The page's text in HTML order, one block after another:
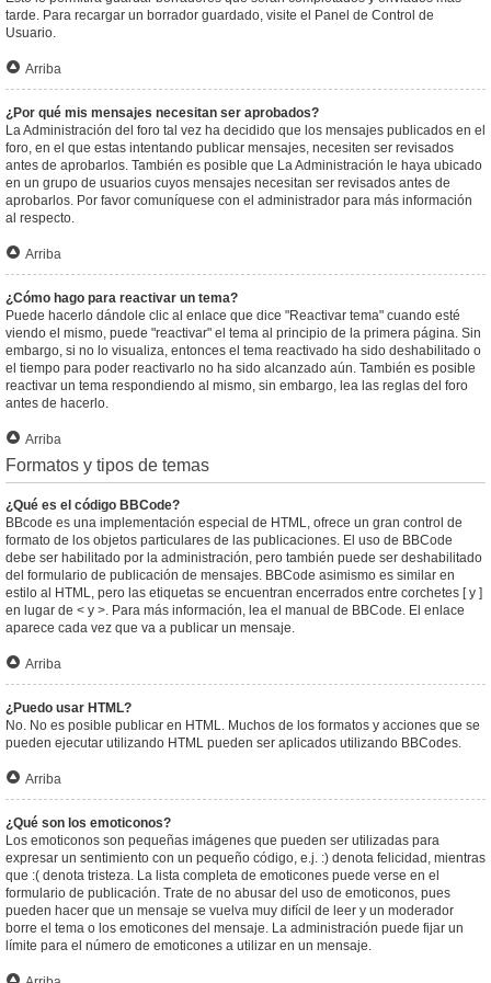
tarde. Para recargar un borrador guardado, visite el Panel de Control de
Usuario.
Arriba
¿Por qué mis mensajes necesitan ser aprobados?
La Administración del foro tal vez ha decidido que los mensajes publicados en el
foro, en el que estas intentando publicar mensajes, necesiten ser revisados
antes de aprobarlos. También es posible que La Administración le haya ubicado
en un grupo de usuarios cuyos mensajes necesitan ser revisados antes de
aprobarlos. Por favor comuníquese con el administrador para más información
al respecto.
Arriba
¿Cómo hago para reactivar un tema?
Puede hacerlo dándole clic al enlace que dice "Reactivar tema" cuando esté
viendo el mismo, puede "reactivar" el tema al principio de la primera página. Sin
embargo, si no lo visualiza, entonces el tema reactivado ha sido deshabilitado o
el tiempo para poder reactivarlo no ha sido alcanzado aún. También es posible
reactivar un tema respondiendo al mismo, sin embargo, lea las reglas del foro
antes de hacerlo.
Arriba
Formatos y tipos de temas
¿Qué es el código BBCode?
BBcode es una implementación especial de HTML, ofrece un gran control de
formato de los objetos particulares de las publicaciones. El uso de BBCode
debe ser habilitado por la administración, pero también puede ser deshabilitado
del formulario de publicación de mensajes. BBCode asimismo es similar en
estilo al HTML, pero las etiquetas se encuentran encerrados entre corchetes [ y ]
en lugar de < y >. Para más información, lea el manual de BBCode. El enlace
aparece cada vez que va a publicar un mensaje.
Arriba
¿Puedo usar HTML?
No. No es posible publicar en HTML. Muchos de los formatos y acciones que se
pueden ejecutar utilizando HTML pueden ser aplicados utilizando BBCodes.
Arriba
¿Qué son los emoticonos?
Los emoticonos son pequeñas imágenes que pueden ser utilizadas para
expresar un sentimiento con un pequeño código, e.j. :) denota felicidad, mientras
que :( denota tristeza. La lista completa de emoticones puede verse en el
formulario de publicación. Trate de no abusar del uso de emoticonos, pues
pueden hacer que un mensaje se vuelva muy difícil de leer y un moderador
borre el tema o los emoticones del mensaje. La administración puede fijar un
límite para el número de emoticones a utilizar en un mensaje.